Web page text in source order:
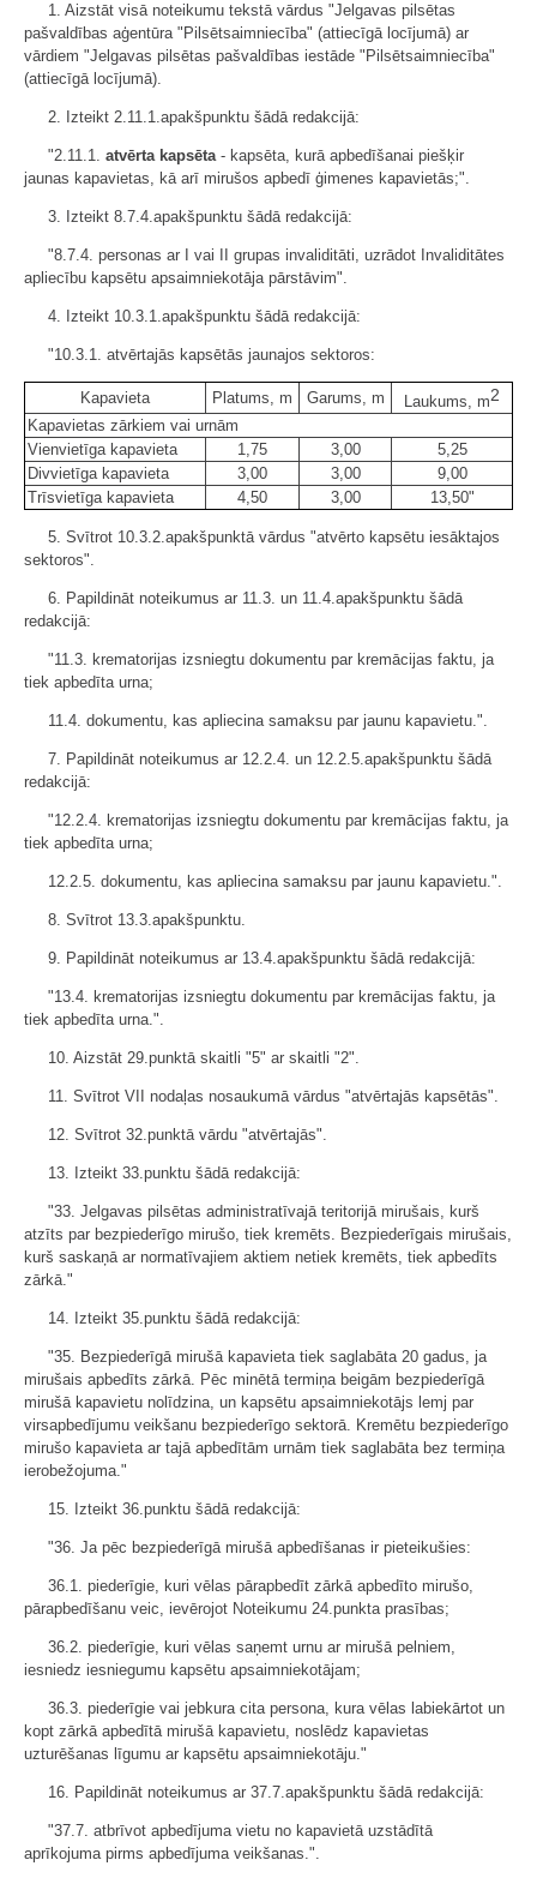
1. Aizstāt visā noteikumu tekstā vārdus "Jelgavas pilsētas
pašvaldības aģentūra "Pilsētsaimniecība" (attiecīgā locījumā) ar
vārdiem "Jelgavas pilsētas pašvaldības iestāde "Pilsētsaimniecība"
(attiecīgā locījumā).
2. Izteikt 2.11.1.apakšpunktu šādā redakcijā:
"2.11.1. atvērta kapsēta- kapsēta, kurā apbedīšanai piešķir
jaunas kapavietas, kā arī mirušos apbedī ģimenes kapavietās;".
3. Izteikt 8.7.4.apakšpunktu šādā redakcijā:
"8.7.4. personas ar I vai II grupas invaliditāti, uzrādot Invaliditātes
apliecību kapsētu apsaimniekotāja pārstāvim".
4. Izteikt 10.3.1.apakšpunktu šādā redakcijā:
"10.3.1. atvērtajās kapsētās jaunajos sektoros:
Kapavieta Platums, m Garums, m Laukums, m2
Kapavietas zārkiem vai urnām
Vienvietīga kapavieta
1,75 3,00
5,25
Divvietīga kapavieta
3,00 3,00
9,00
Trīsvietīga kapavieta
4,50 3,00 13,50"
5. Svītrot 10.3.2.apakšpunktā vārdus "atvērto kapsētu iesāktajos
sektoros".
6. Papildināt noteikumus ar 11.3. un 11.4.apakšpunktu šādā
redakcijā:
"11.3. krematorijas izsniegtu dokumentu par kremācijas faktu, ja
tiek apbedīta urna;
11.4. dokumentu, kas apliecina samaksu par jaunu kapavietu.".
7. Papildināt noteikumus ar 12.2.4. un 12.2.5.apakšpunktu šādā
redakcijā:
"12.2.4. krematorijas izsniegtu dokumentu par kremācijas faktu, ja
tiek apbedīta urna;
12.2.5. dokumentu, kas apliecina samaksu par jaunu kapavietu.".
8. Svītrot 13.3.apakšpunktu.
9. Papildināt noteikumus ar 13.4.apakšpunktu šādā redakcijā:
"13.4. krematorijas izsniegtu dokumentu par kremācijas faktu, ja
tiek apbedīta urna.".
10. Aizstāt 29.punktā skaitli "5" ar skaitli "2".
11. Svītrot VII nodaļas nosaukumā vārdus "atvērtajās kapsētās".
12. Svītrot 32.punktā vārdu "atvērtajās".
13. Izteikt 33.punktu šādā redakcijā:
"33. Jelgavas pilsētas administratīvajā teritorijā mirušais, kurš
atzīts par bezpiederīgo mirušo, tiek kremēts. Bezpiederīgais mirušais,
kurš saskaņā ar normatīvajiem aktiem netiek kremēts, tiek apbedīts
zārkā."
14. Izteikt 35.punktu šādā redakcijā:
"35. Bezpiederīgā mirušā kapavieta tiek saglabāta 20 gadus, ja
mirušais apbedīts zārkā. Pēc minētā termiņa beigām bezpiederīgā
mirušā kapavietu nolīdzina, un kapsētu apsaimniekotājs lemj par
virsapbedījumu veikšanu bezpiederīgo sektorā. Kremētu bezpiederīgo
mirušo kapavieta ar tajā apbedītām urnām tiek saglabāta bez termiņa
ierobežojuma."
15. Izteikt 36.punktu šādā redakcijā:
"36. Ja pēc bezpiederīgā mirušā apbedīšanas ir pieteikušies:
36.1. piederīgie, kuri vēlas pārapbedīt zārkā apbedīto mirušo,
pārapbedīšanu veic, ievērojot Noteikumu 24.punkta prasības;
36.2. piederīgie, kuri vēlas saņemt urnu ar mirušā pelniem,
iesniedz iesniegumu kapsētu apsaimniekotājam;
36.3. piederīgie vai jebkura cita persona, kura vēlas labiekārtot un
kopt zārkā apbedītā mirušā kapavietu, noslēdz kapavietas
uzturēšanas līgumu ar kapsētu apsaimniekotāju."
16. Papildināt noteikumus ar 37.7.apakšpunktu šādā redakcijā:
"37.7. atbrīvot apbedījuma vietu no kapavietā uzstādītā
aprīkojuma pirms apbedījuma veikšanas.".